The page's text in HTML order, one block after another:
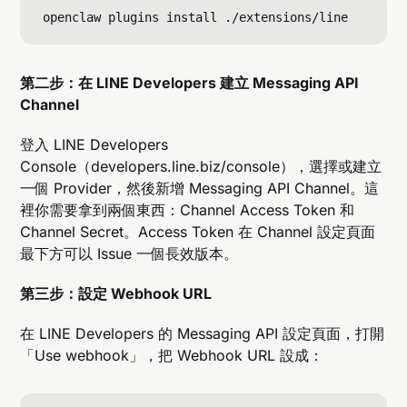
第二步：在 LINE Developers 建立 Messaging API
Channel
登入 LINE Developers
Console（developers.line.biz/console），選擇或建立
一個 Provider，然後新增 Messaging API Channel。這
裡你需要拿到兩個東西：Channel Access Token 和
Channel Secret。Access Token 在 Channel 設定頁面
最下方可以 Issue 一個長效版本。
第三步：設定 Webhook URL
在 LINE Developers 的 Messaging API 設定頁面，打開
「Use webhook」，把 Webhook URL 設成：